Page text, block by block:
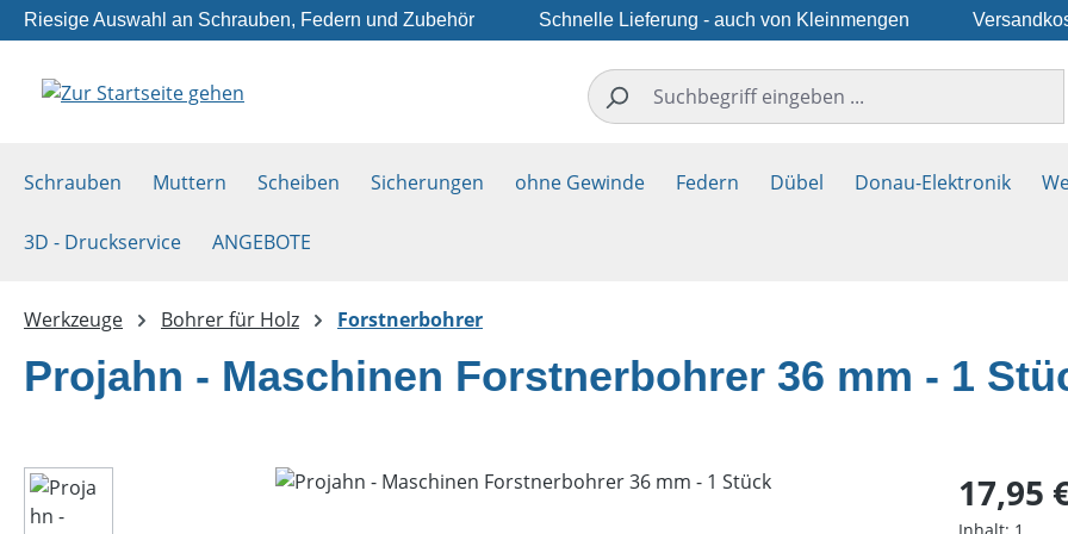
Hauptinhalt springen
Zur Suche springen
Zur Hauptnavigation springen
Riesige Auswahl an Schrauben, Federn und Zubehör Schnelle Lieferung - auch von Kleinmengen
Schrauben Muttern Scheiben Sicherungen ohne Gewinde Federn Dübel Donau-Elektronik
3D - Druckservice ANGEBOTE
Werkzeuge Bohrer für Holz Forstnerbohrer
Projahn - Maschinen Forstnerbohrer 36 mm - 1
Bildergalerie überspringen Regulärer
17,95